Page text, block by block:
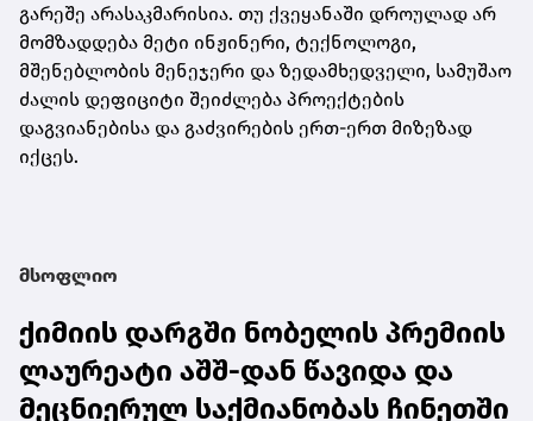
გარეშე არასაკმარისია. თუ ქვეყანაში დროულად არ
მომზადდება მეტი ინჟინერი, ტექნოლოგი,
მშენებლობის მენეჯერი და ზედამხედველი, სამუშაო
ძალის დეფიციტი შეიძლება პროექტების
დაგვიანებისა და გაძვირების ერთ-ერთ მიზეზად
იქცეს.
მსოფლიო
ქიმიის დარგში ნობელის პრემიის
ლაურეატი აშშ-დან წავიდა და
მეცნიერულ საქმიანობას ჩინეთში